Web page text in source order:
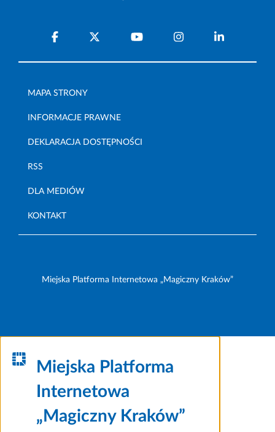
MAPA STRONY
INFORMACJE PRAWNE
DEKLARACJA DOSTĘPNOŚCI
RSS
DLA MEDIÓW
KONTAKT
Miejska Platforma Internetowa „Magiczny Kraków”
Miejska Platforma
Internetowa
„Magiczny Kraków”